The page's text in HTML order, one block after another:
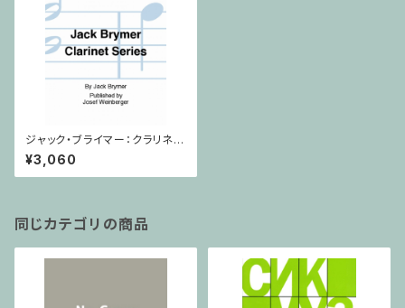
ジャック・ブライマー：クラリネッ
トシリーズBook1/クラリネット・
ピアノ
¥3,060
同じカテゴリの商品